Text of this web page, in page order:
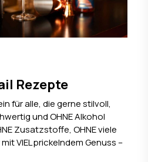
Rezepte
für alle, die gerne stilvoll,
und OHNE Alkohol
Zusatzstoffe, OHNE viele
VIEL prickelndem Genuss –